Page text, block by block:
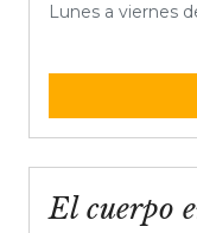
Lunes a viernes
El cuerpo